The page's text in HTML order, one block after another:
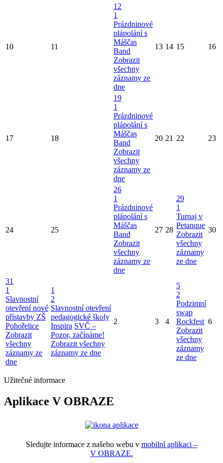
10 11
12
1
Prázdninové
plápolání s
Máščas
Band
Zobrazit
všechny
záznamy ze
dne
13 14 15 16
17 18
19
1
Prázdninové
plápolání s
Máščas
Band
Zobrazit
všechny
záznamy ze
dne
20 21 22 23
24 25
26
1
Prázdninové
plápolání s
Máščas
Band
Zobrazit
všechny
záznamy ze
dne
27 28
29
1
Turnaj v
Petanque
Zobrazit
všechny
záznamy
ze dne
30
31
1
Slavnostní
otevření nové
přístavby ZŠ
Pohořelice
Zobrazit
všechny
záznamy ze
dne
1
2
Slavnostní otevření
pedagogické školy
Inspira SVČ –
Pozor, začínáme!
Zobrazit všechny
záznamy ze dne
2 3 4
5
2
Podzimní
swap
Rockfest
Zobrazit
všechny
záznamy
ze dne
6
Užitečné informace
Aplikace V OBRAZE
Sledujte informace z našeho webu v mobilní aplikaci –
V OBRAZE.